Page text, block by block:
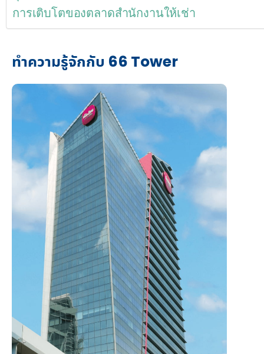
การเติบโตของตลาดสำนักงานให้เช่า
ทำความรู้จักกับ 66 Tower